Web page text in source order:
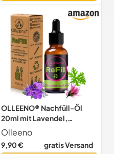
OLLEENO® Nachfüll-Öl
20ml mit Lavendel,
Geraniol, Zitronen-
Eukalyptus –
Langanhaltender,
Olleeno
9,90 € gratis Versand